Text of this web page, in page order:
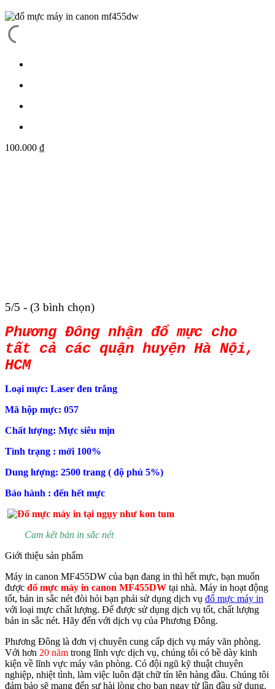
100.000 ₫
5/5 - (3 bình chọn)
Phương Đông nhận đổ mực cho
tất cả các quận huyện Hà Nội,
HCM
Loại mực: Laser đen trắng
Mã hộp mực: 057
Chất lượng: Mực siêu mịn
Tình trạng : mới 100%
Dung lượng: 2500 trang ( độ phủ 5%)
Bảo hành : đến hết mực
Cam kết bản in sắc nét
Giới thiệu sản phẩm
Máy in canon MF455DW của bạn đang in thì hết mực, bạn muốn
được đổ mực máy in canon MF455DW tại nhà. Máy in hoạt động
tốt, bản in sắc nét đòi hỏi bạn phải sử dụng dịch vụ đổ mực máy in
với loại mực chất lượng. Để được sử dụng dịch vụ tốt, chất lượng
bản in sắc nét. Hãy đến với dịch vụ của Phương Đông.
Phương Đông là đơn vị chuyên cung cấp dịch vụ máy văn phòng.
Với hơn 20 năm trong lĩnh vực dịch vụ, chúng tôi có bề dày kinh
kiện về lĩnh vực máy văn phòng. Có đội ngũ kỹ thuật chuyên
nghiệp, nhiệt tình, làm việc luôn đặt chữ tín lên hàng đầu. Chúng tôi
đảm bảo sẽ mang đến sự hài lòng cho bạn ngay từ lần đầu sử dụng.